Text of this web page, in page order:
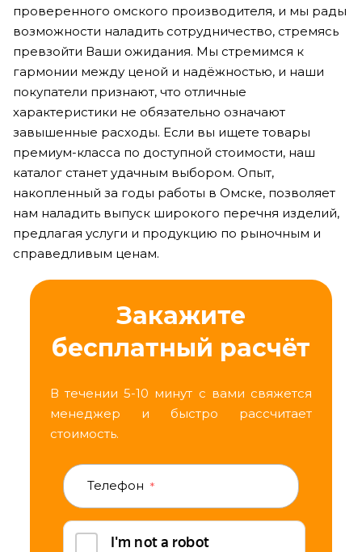
проверенного омского производителя, и мы рады
возможности наладить сотрудничество, стремясь
превзойти Ваши ожидания. Мы стремимся к
гармонии между ценой и надёжностью, и наши
покупатели признают, что отличные
характеристики не обязательно означают
завышенные расходы. Если вы ищете товары
премиум-класса по доступной стоимости, наш
каталог станет удачным выбором. Опыт,
накопленный за годы работы в Омске, позволяет
нам наладить выпуск широкого перечня изделий,
предлагая услуги и продукцию по рыночным и
справедливым ценам.
Закажите
бесплатный расчёт
В течении 5-10 минут с вами свяжется
менеджер и быстро рассчитает
стоимость.
Телефон *